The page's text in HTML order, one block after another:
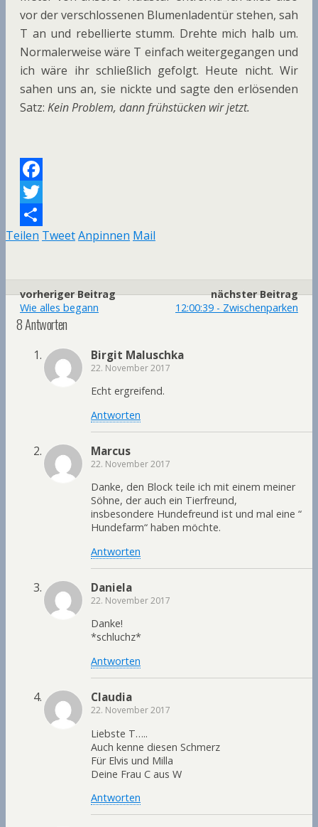
vor der verschlossenen Blumenladentür stehen, sah
T an und rebellierte stumm. Drehte mich halb um.
Normalerweise wäre T einfach weitergegangen und
ich wäre ihr schließlich gefolgt. Heute nicht. Wir
sahen uns an, sie nickte und sagte den erlösenden
Satz: Kein Problem, dann frühstücken wir jetzt.
F
a
c
o
o
T
w
t
e
T
l
e
Teilen TweetAnpinnen Mail
vorheriger Beitrag
Wie alles begann
nächster Beitrag
12:00:39 - Zwischenparken
8 Antworten
Birgit Maluschka
22. November 2017
Echt ergreifend.
Antworten
Marcus
22. November 2017
Danke, den Block teile ich mit einem meiner
Söhne, der auch ein Tierfreund,
insbesondere Hundefreund ist und mal eine “
Hundefarm“ haben möchte.
Antworten
Daniela
22. November 2017
Danke!
*schluchz*
Antworten
Claudia
22. November 2017
Liebste T…..
Auch kenne diesen Schmerz
Für Elvis und Milla
Deine Frau C aus W
Antworten